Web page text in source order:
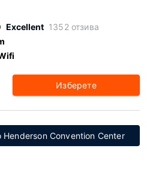
Excellent 1352 отзива
Изберете
Henderson Convention Center